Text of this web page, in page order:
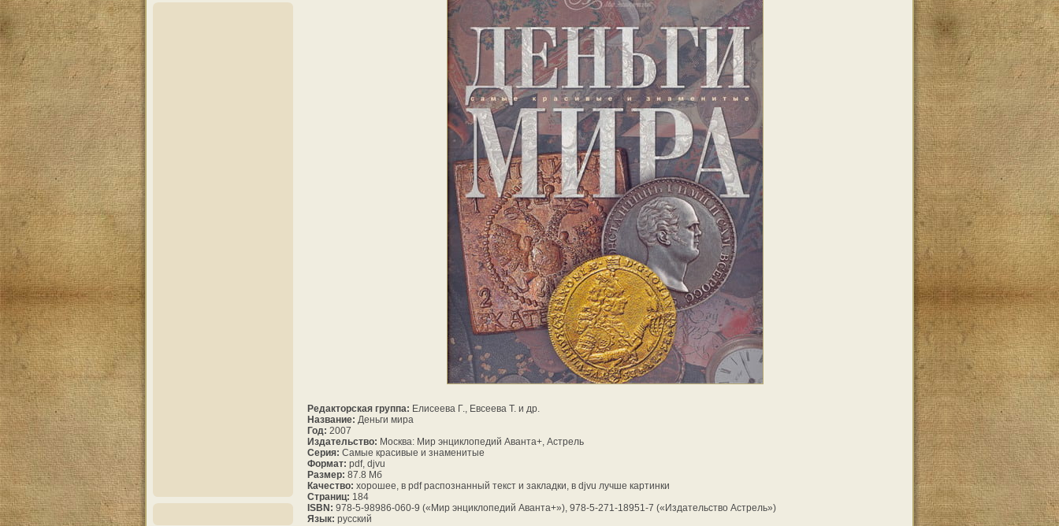
Редакторская группа: Елисеева Г., Евсеева Т. и др.
Название: Деньги мира
Год: 2007
Издательство: Москва: Мир энциклопедий Аванта+, Астрель
Серия: Самые красивые и знаменитые
Формат: pdf, djvu
Размер: 87.8 Мб
Качество: хорошее, в pdf распознанный текст и закладки, в djvu лучше картинки
Страниц: 184
ISBN: 978-5-98986-060-9 («Мир энциклопедий Аванта+»), 978-5-271-18951-7 («Издательство Астрель»)
Язык: русский